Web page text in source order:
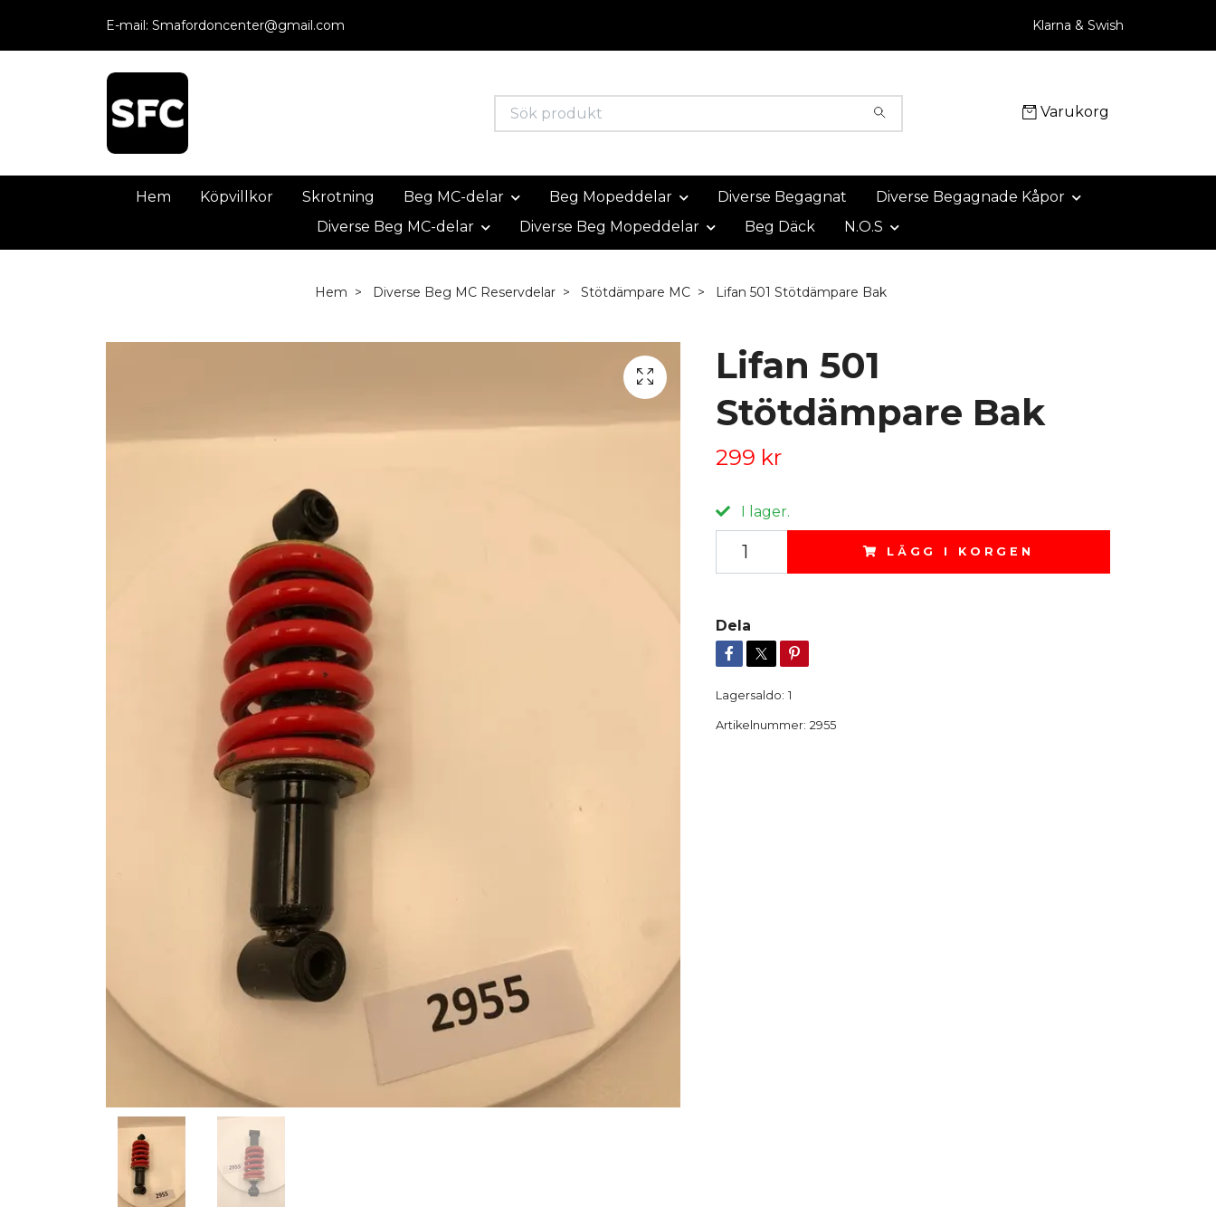
E-mail: Smafordoncenter@gmail.com Klarna & Swish
Varukorg
Hem Köpvillkor Skrotning Beg MC-delar Beg Mopeddelar Diverse Begagnat
Diverse Begagnade Kåpor
Diverse Beg MC-delar
Diverse Beg Mopeddelar Beg Däck N.O.S
Hem Diverse Beg MC Reservdelar Stötdämpare MC Lifan 501 Stötdämpare Bak
Lifan 501
Stötdämpare Bak
299 kr
I lager.
LÄGG I KORGEN
Dela
Lagersaldo: 1
Artikelnummer: 2955